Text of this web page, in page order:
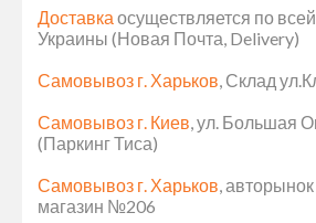
Доставка осуществляется по
Украины (Новая Почта, Delivery)
Самовывоз г. Харьков, Склад
Самовывоз г. Киев, ул. Большая
(Паркинг Тиса)
Самовывоз г. Харьков,
магазин №206